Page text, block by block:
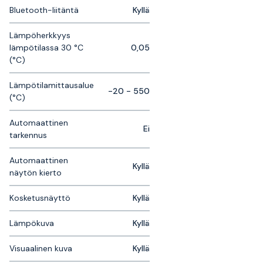
Bluetooth-liitäntä Kyllä
Lämpöherkkyys
lämpötilassa 30 °C
(°C)
0,05
Lämpötilamittausalue
(°C)
-20 - 550
Automaattinen
tarkennus
Ei
Automaattinen
näytön kierto
Kyllä
Kosketusnäyttö Kyllä
Lämpökuva Kyllä
Visuaalinen kuva Kyllä